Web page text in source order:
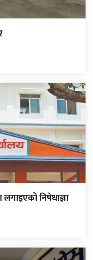
लगाइएको निषेधाज्ञा